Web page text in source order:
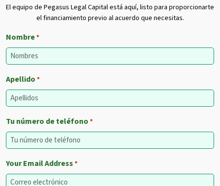
El equipo de Pegasus Legal Capital está aquí, listo para proporcionarte
el financiamiento previo al acuerdo que necesitas.
Nombre*
Apellido *
Tu número de teléfono *
Your Email Address *